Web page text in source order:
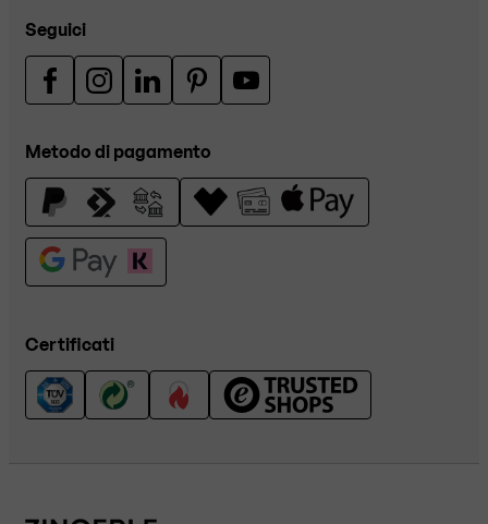
Seguici
Metodo di pagamento
Certificati